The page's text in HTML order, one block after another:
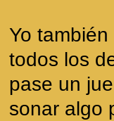
Yo
todos los
pase un
sonar algo